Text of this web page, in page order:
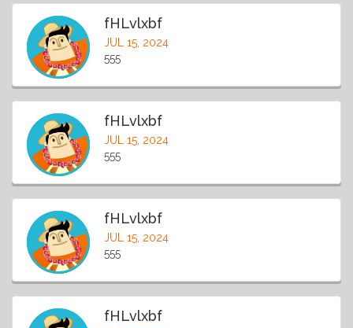
fHLvlxbf
JUL 15, 2024
555
fHLvlxbf
JUL 15, 2024
555
fHLvlxbf
JUL 15, 2024
555
fHLvlxbf